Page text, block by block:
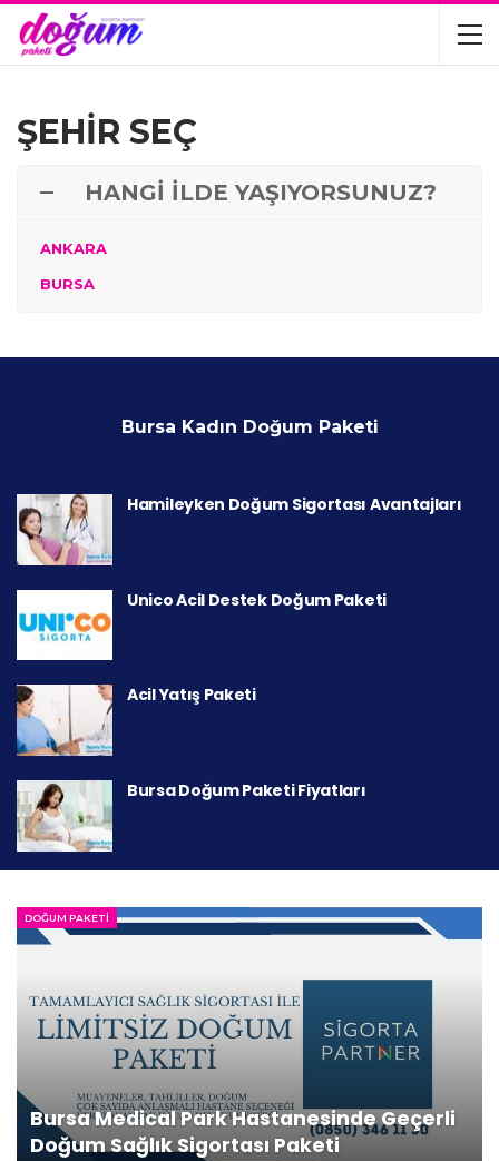
ŞEHİR SEÇ
HANGİ İLDE YAŞIYORSUNUZ?
ANKARA
BURSA
Bursa Kadın Doğum Paketi
Hamileyken Doğum Sigortası Avantajları
Unico Acil Destek Doğum Paketi
Acil Yatış Paketi
Bursa Doğum Paketi Fiyatları
DOĞUM PAKETI
Bursa Medical Park Hastanesinde Geçerli
Doğum Sağlık Sigortası Paketi